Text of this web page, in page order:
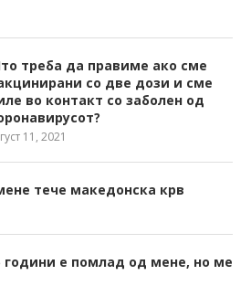
треба да правиме ако сме
со две дози и сме
во контакт со заболен од
11, 2021
тече македонска крв
е помлад од мене, но ме